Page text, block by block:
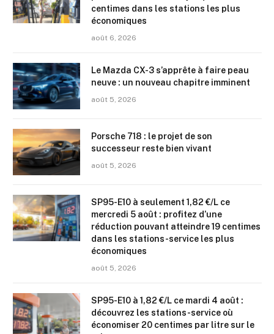
centimes dans les stations les plus
économiques
août 6, 2026
Le Mazda CX-3 s’apprête à faire peau
neuve : un nouveau chapitre imminent
août 5, 2026
Porsche 718 : le projet de son
successeur reste bien vivant
août 5, 2026
SP95-E10 à seulement 1,82 €/L ce
mercredi 5 août : profitez d’une
réduction pouvant atteindre 19 centimes
dans les stations-service les plus
économiques
août 5, 2026
SP95-E10 à 1,82 €/L ce mardi 4 août :
découvrez les stations-service où
économiser 20 centimes par litre sur le